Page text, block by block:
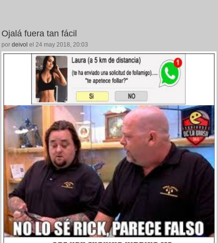
Ojalá fuera tan fácil
por deivol el 24 may 2018, 20:03